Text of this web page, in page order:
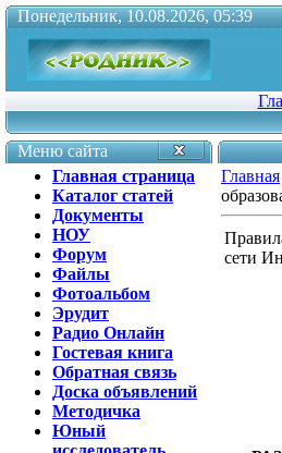
Понедельник, 10.08.2026, 05:39
Меню сайта
Главная страница
Каталог статей
Документы
НОУ
Форум
Файлы
Фотоальбом
Эрудит
Радио Онлайн
Гостевая книга
Обратная связь
Доска объявлений
Методичка
Юный
Главная
сети